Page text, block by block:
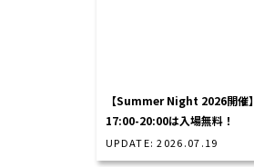
【Summer Night 2026開催】
17:00-20:00は入場無料！
UPDATE: 2026.07.19